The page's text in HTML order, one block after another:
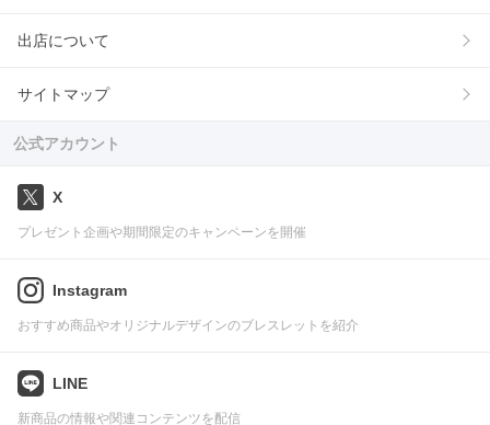
出店について
サイトマップ
公式アカウント
X
プレゼント企画や期間限定のキャンペーンを開催
Instagram
おすすめ商品やオリジナルデザインのブレスレットを紹介
LINE
新商品の情報や関連コンテンツを配信